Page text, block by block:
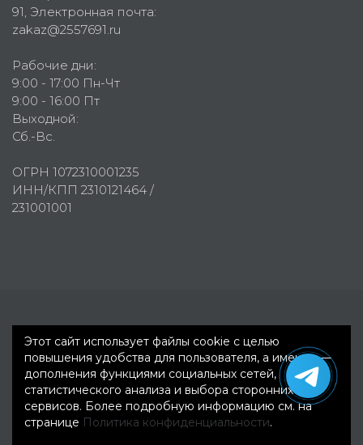
91, Электронная почта:
zakaz@2557691.ru
Рабочие дни:
9:00 - 17:00 Пн-Чт
9:00 - 16:00 Пт
Выходной:
Сб.-Вс.
ОГРН 1072310001235
ИНН/КПП 2310121464 /
231001001
Этот сайт использует файлы cookie с целью
повышения удобства для пользователя, а именно —
дополнения функциями социальных сетей,
статистического анализа и выбора сторонних
сервисов. Более подробную информацию см. на
странице Политика конфиденциальности.